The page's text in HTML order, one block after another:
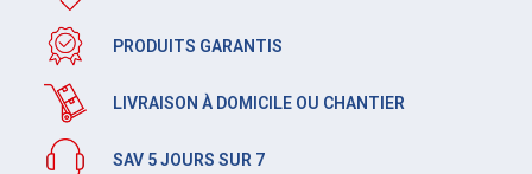
PRODUITS GARANTIS
LIVRAISON À DOMICILE OU CHANTIER
SAV 5 JOURS SUR 7